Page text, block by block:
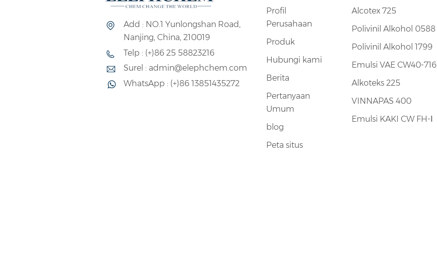
Add : NO.1 Yunlongshan Road,
Nanjing, China, 210019
Telp : (+)86 25 58823216
Surel : admin@elephchem.com
WhatsApp : (+)86 13851435272
Profil
Perusahaan
Produk
Hubungi kami
Berita
Pertanyaan
Umum
blog
Peta situs
Alcotex 725
Polivinil Alkohol 0588
Polivinil Alkohol 1799
Emulsi VAE CW40-716
Alkoteks 225
VINNAPAS 400
Emulsi KAKI CW FH-Ⅰ